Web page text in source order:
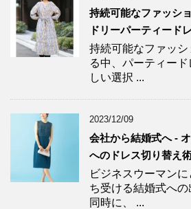
持続可能なファッシ
ドリーパーティード
持続可能なファッシ
る中、パーティー
しい選択 ...
2023/12/09
会社から結婚式へ -
へのドレス切り替え
ビジネスウーマン
ち受ける結婚式へ
同時に、 ...